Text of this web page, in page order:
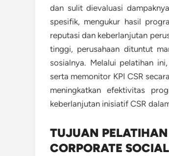
dan sulit dievaluasi
spesifik, mengukur hasil
reputasi dan keberlanjutan
tinggi, perusahaan dituntut
sosialnya. Melalui pelatihan
serta memonitor KPI CSR
meningkatkan efektivitas
keberlanjutan inisiatif CSR
TUJUAN
CORPORATE